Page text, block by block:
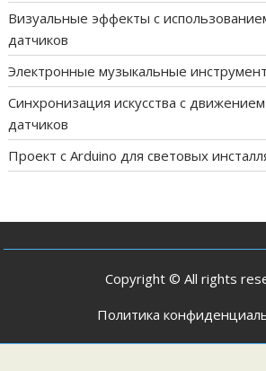
Визуальные эффекты с
датчиков
Электронные музыкальные
Синхронизация искусства с
датчиков
Проект с Arduino для световых
Copyright © All rights
Политика